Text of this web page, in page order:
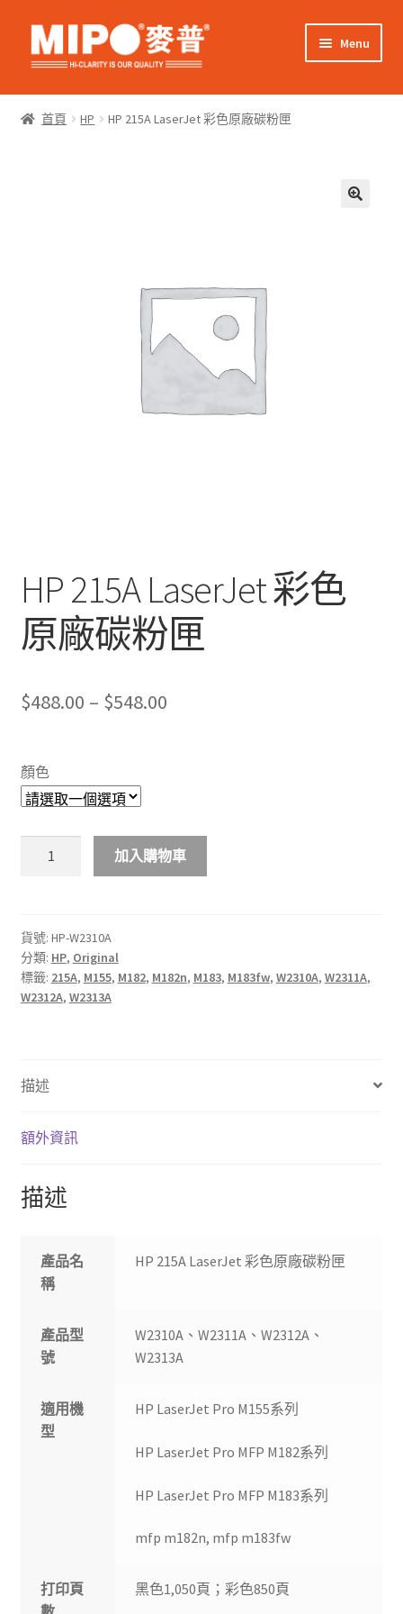
Skip
to
Skip
to
Menu
網上購物
Expand
child
首頁 HP HP 215A LaserJet 彩色原廠碳粉匣
HP 215A LaserJet 彩色
原廠碳粉匣
$488.00 – $548.00Price
$548.00
顏色
色
原
廠
碳
量
加入購物車
貨號: HP-W2310A
分類: HP, Original
標籤: 215A, M155, M182, M182n, M183, M183fw, W2310A, W2311A,
W2312A, W2313A
描述
額外資訊
描述
產品名
稱
HP 215A LaserJet 彩色原廠碳粉匣
產品型
號
W2310A、W2311A、W2312A、
W2313A
適用機
型
HP LaserJet Pro M155系列
HP LaserJet Pro MFP M182系列
HP LaserJet Pro MFP M183系列
mfp m182n, mfp m183fw
打印頁
黑色1,050頁；彩色850頁